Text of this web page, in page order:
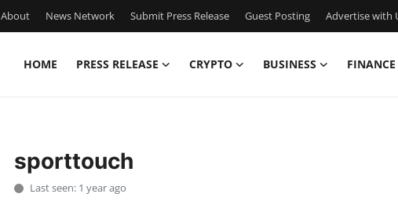
About News Network Submit Press Release Guest Posting Advertise with
HOME PRESS RELEASE CRYPTO BUSINESS FINANCE
sporttouch
Last seen: 1 year ago